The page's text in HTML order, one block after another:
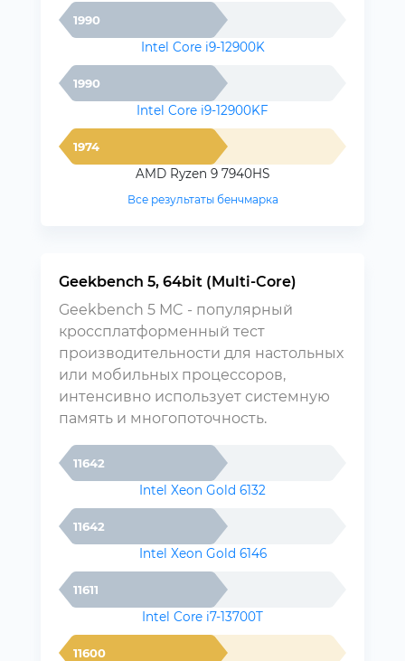
1990
Intel Core i9-12900K
1990
Intel Core i9-12900KF
1974
AMD Ryzen 9 7940HS
Все результаты бенчмарка
Geekbench 5, 64bit (Multi-Core)
Geekbench 5 MC - популярный
кроссплатформенный тест
производительности для настольных
или мобильных процессоров,
интенсивно использует системную
память и многопоточность.
11642
Intel Xeon Gold 6132
11642
Intel Xeon Gold 6146
11611
Intel Core i7-13700T
11600